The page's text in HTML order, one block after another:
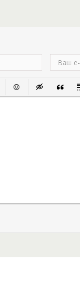
списоксписок
Вставить смайлик
Вставка